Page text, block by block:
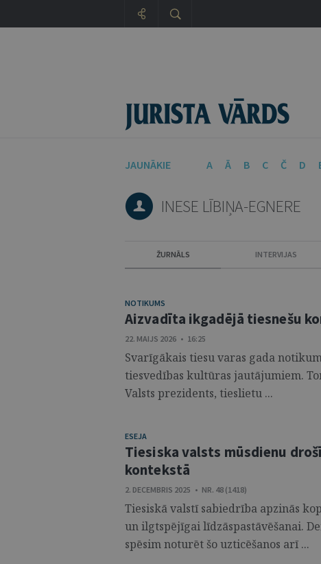
JAUNĀKIE A Ā B C Č D
INESE LĪBIŅA-EGNERE
ŽURNĀLS INTERVIJAS
NOTIKUMS
Aizvadīta ikgadējā tiesnešu
22. MAIJS 2026 • 16:25
Svarīgākais tiesu varas gada
tiesvedības kultūras jautājumiem.
Valsts prezidents, tieslietu ...
ESEJA
Tiesiska valsts mūsdienu
kontekstā
2. DECEMBRIS 2025 • NR. 48 (1418)
Tiesiskā valstī sabiedrība apzinās
un ilgtspējīgai līdzāspastāvēšanai.
spēsim noturēt šo uzticēšanos arī ...